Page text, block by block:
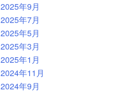
2025年9月
2025年7月
2025年5月
2025年3月
2025年1月
2024年11月
2024年9月